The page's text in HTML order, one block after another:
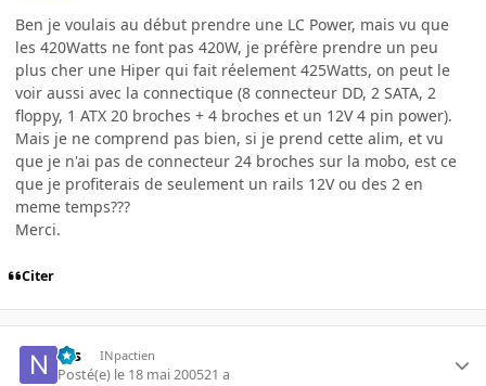
Ben je voulais au début prendre une LC Power, mais vu que
les 420Watts ne font pas 420W, je préfère prendre un peu
plus cher une Hiper qui fait réelement 425Watts, on peut le
voir aussi avec la connectique (8 connecteur DD, 2 SATA, 2
floppy, 1 ATX 20 broches + 4 broches et un 12V 4 pin power).
Mais je ne comprend pas bien, si je prend cette alim, et vu
que je n'ai pas de connecteur 24 broches sur la mobo, est ce
que je profiterais de seulement un rails 12V ou des 2 en
meme temps???
Merci.
Citer
Nis INpactien
Posté(e) le 18 mai 200521 a